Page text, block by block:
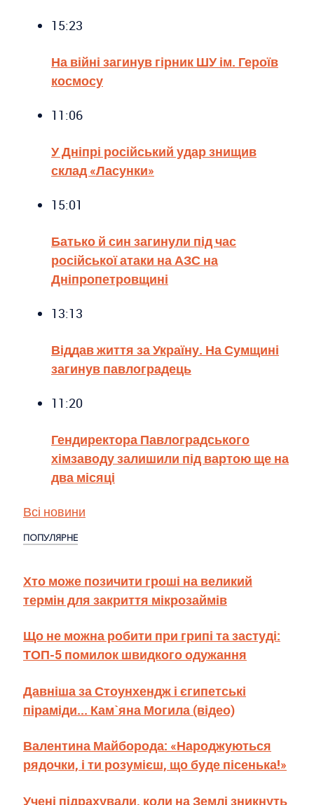
15:23
На війні загинув гірник ШУ ім. Героїв
космосу
11:06
У Дніпрі російський удар знищив
склад «Ласунки»
15:01
Батько й син загинули під час
російської атаки на АЗС на
Дніпропетровщині
13:13
Віддав життя за Україну. На Сумщині
загинув павлоградець
11:20
Гендиректора Павлоградського
хімзаводу залишили під вартою ще на
два місяці
Всі новини
ПОПУЛЯРНЕ
Хто може позичити гроші на великий
термін для закриття мікрозаймів
Що не можна робити при грипі та застуді:
ТОП-5 помилок швидкого одужання
Давніша за Стоунхендж і єгипетські
піраміди... Кам`яна Могила (відео)
Валентина Майборода: «Народжуються
рядочки, і ти розумієш, що буде пісенька!»
Учені підрахували, коли на Землі зникнуть